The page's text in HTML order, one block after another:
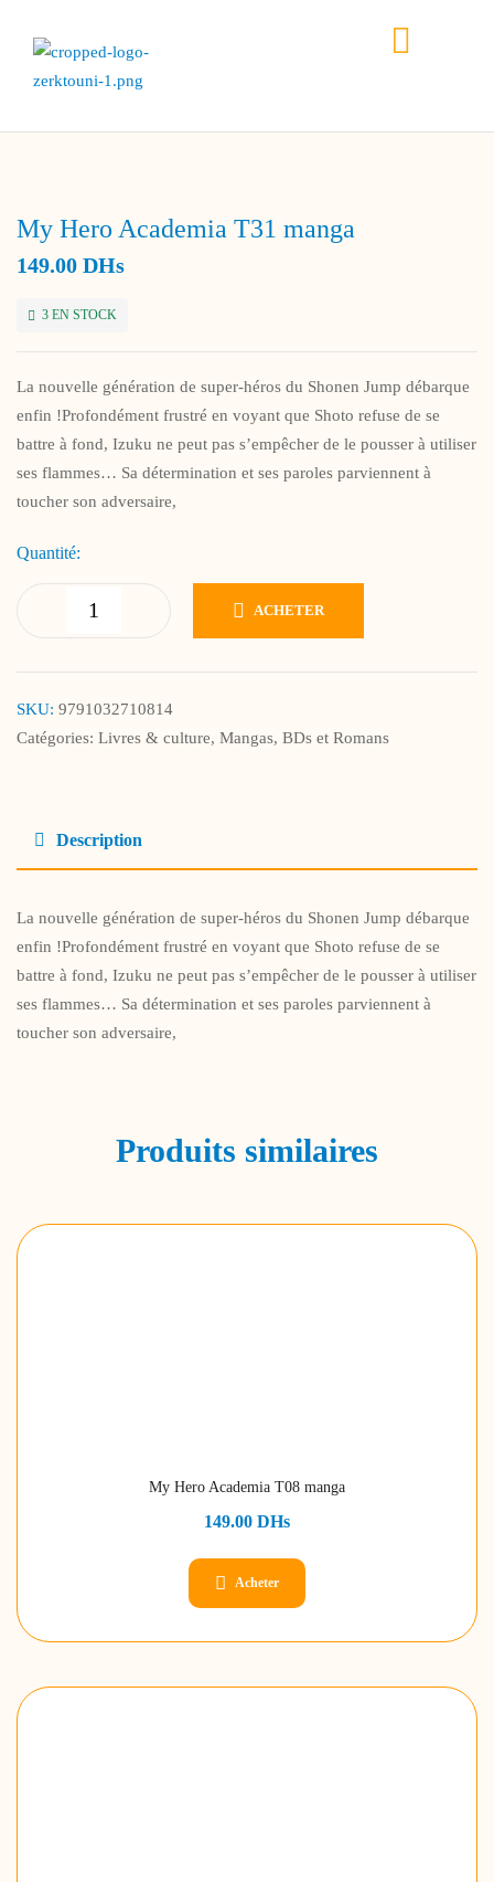
My Hero Academia T31 manga
149.00 DHs
3 EN STOCK
La nouvelle génération de super-héros du Shonen Jump débarque
enfin !Profondément frustré en voyant que Shoto refuse de se
battre à fond, Izuku ne peut pas s’empêcher de le pousser à utiliser
ses flammes… Sa détermination et ses paroles parviennent à
toucher son adversaire,
Quantité:
ACHETER
SKU: 9791032710814
Catégories: Livres & culture, Mangas, BDs et Romans
Description
La nouvelle génération de super-héros du Shonen Jump débarque
enfin !Profondément frustré en voyant que Shoto refuse de se
battre à fond, Izuku ne peut pas s’empêcher de le pousser à utiliser
ses flammes… Sa détermination et ses paroles parviennent à
toucher son adversaire,
Produits similaires
My Hero Academia T08 manga
149.00 DHs
Acheter